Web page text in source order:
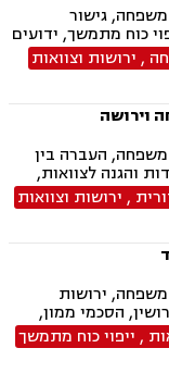
גישור
כוח מתמשך, ידועים
מזונות, משמורת,
אזרחיים, ידועים
תיאום הורי, זמני
גישור עסקי,
דיני צרכנות
, ירושות וצוואות
וירושה
העברה בין
והגנה לצוואות,
גישור במשפחה,
מזונות,
חוק הנוער,
הורי, גישור
, ירושות וצוואות
ירושות
הסכמי ממון,
אפוטרופסות, מזונות,
בוררות
, ייפוי כוח מתמשך